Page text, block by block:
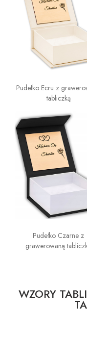
Pudełko Ecru z
tabliczką
Pudełko Czarne z
grawerowaną
WZORY